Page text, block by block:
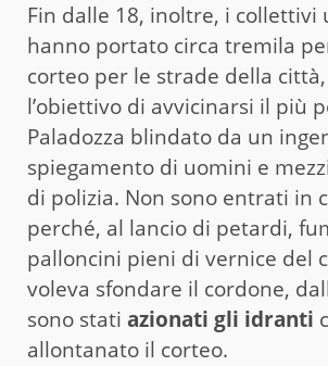
Fin dalle 18, inoltre, i collettivi
hanno portato circa tremila
corteo per le strade della città,
l’obiettivo di avvicinarsi il più
Paladozza blindato da un
spiegamento di uomini e
di polizia. Non sono entrati in
perché, al lancio di petardi,
palloncini pieni di vernice del
voleva sfondare il cordone,
sono stati azionati gli idranti
allontanato il corteo.